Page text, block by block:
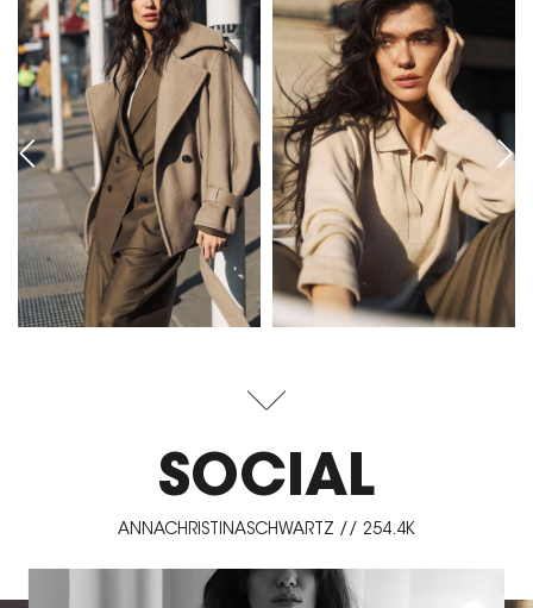
SOCIAL
ANNACHRISTINASCHWARTZ // 254.4K